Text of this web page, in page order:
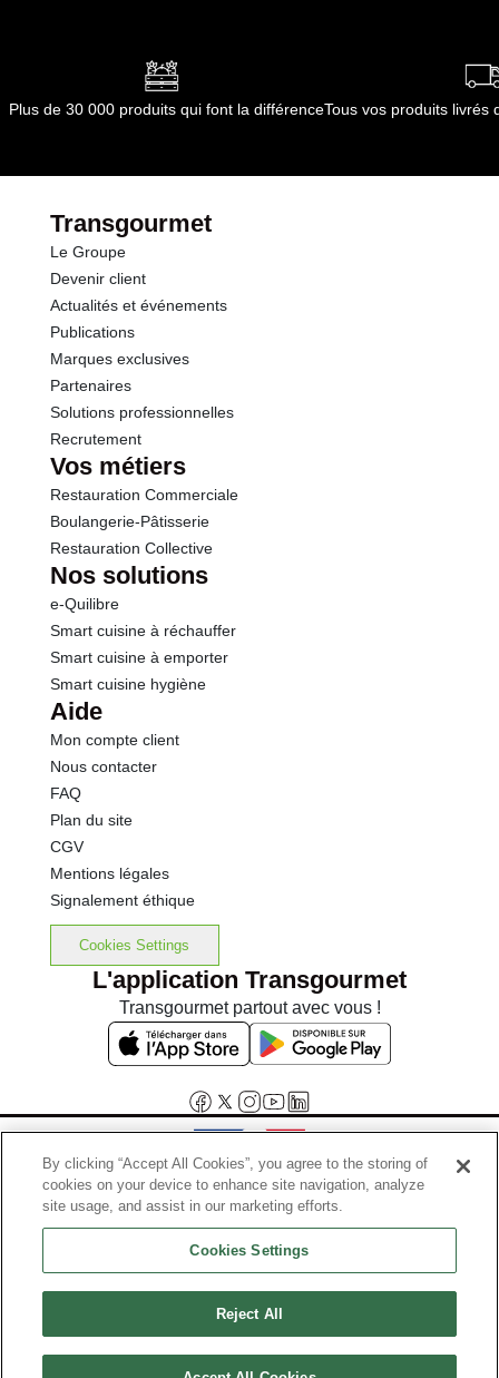
Plus de 30 000 produits qui font la différenceTous vos produits livrés
Transgourmet
Le Groupe
Devenir client
Actualités et événements
Publications
Marques exclusives
Partenaires
Solutions professionnelles
Recrutement
Vos métiers
Restauration Commerciale
Boulangerie-Pâtisserie
Restauration Collective
Nos solutions
e-Quilibre
Smart cuisine à réchauffer
Smart cuisine à emporter
Smart cuisine hygiène
Aide
Mon compte client
Nous contacter
FAQ
Plan du site
CGV
Mentions légales
Signalement éthique
Cookies Settings
L'application Transgourmet
Transgourmet partout avec vous !
Interdiction de vente de boissons alcooliques aux mineurs de
moins de 18 ans
La preuve de majorité de l'acheteur est exigée au moment de la vente
Code de la santé publique, Aar.l.3342-1 et l.3353-3
By clicking “Accept All Cookies”, you agree to the storing of
cookies on your device to enhance site navigation, analyze
site usage, and assist in our marketing efforts.
Cookies Settings
Reject All